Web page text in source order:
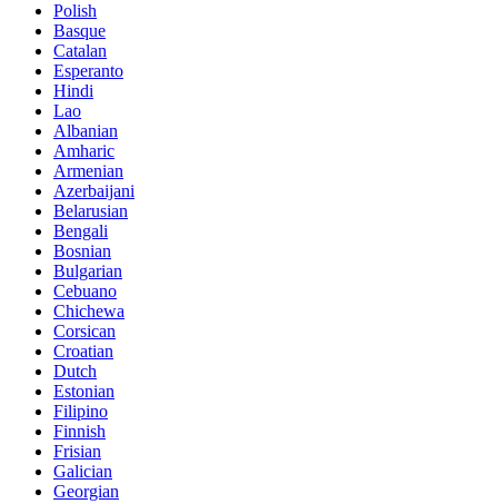
Polish
Basque
Catalan
Esperanto
Hindi
Lao
Albanian
Amharic
Armenian
Azerbaijani
Belarusian
Bengali
Bosnian
Bulgarian
Cebuano
Chichewa
Corsican
Croatian
Dutch
Estonian
Filipino
Finnish
Frisian
Galician
Georgian